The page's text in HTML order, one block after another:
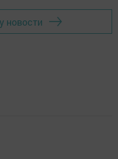
новости